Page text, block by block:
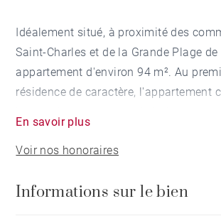
Idéalement situé, à proximité des
Saint-Charles et de la Grande Plage de
appartement d'environ 94 m². Au
résidence de caractère, l'appartement
dinatoire séparée, 2 chambres dont
de bains et une salle de douche. Belle
une cave complètent ce bien.
En savoir plus
Voir nos honoraires
Informations sur le bien